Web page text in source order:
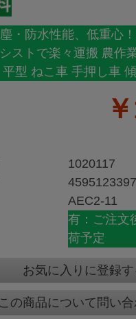
・防水性能、低重心
ストで楽々運搬 農作
平型 ねこ車 手押し車
1020117
AEC2-11
有：ご注文
荷予定
お気に入りに登録す
この商品について問い